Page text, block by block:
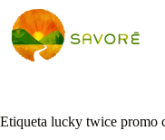
Etiqueta lucky twice promo